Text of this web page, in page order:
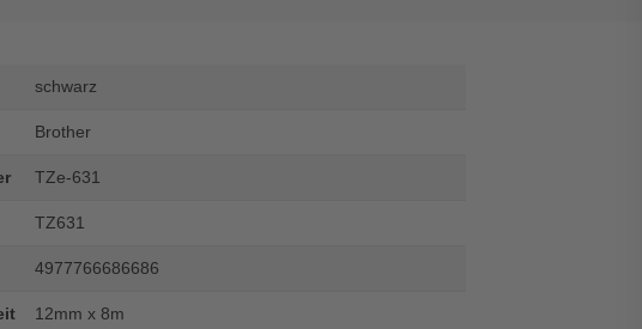
schwarz
Brother
TZe-631
TZ631
4977766686686
12mm x 8m